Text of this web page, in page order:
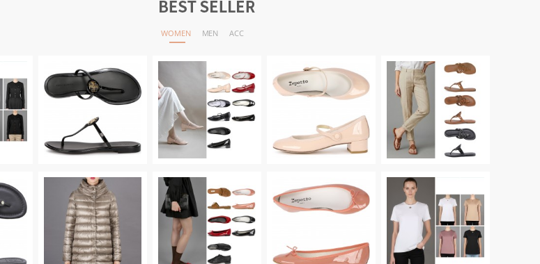
WOMEN MEN ACC